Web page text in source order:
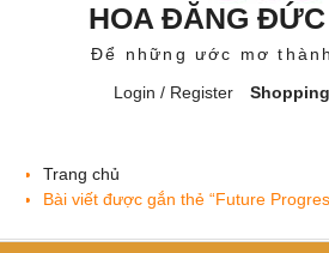
HOA ĐĂNG
Để những ước mơ
Login / Register
Trang chủ
Bài viết được gắn thẻ “Future